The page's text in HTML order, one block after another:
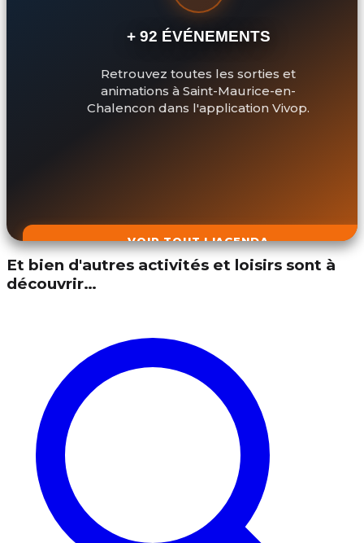
+ 92 ÉVÉNEMENTS
Retrouvez toutes les sorties et
animations à Saint-Maurice-en-
Chalencon dans l'application Vivop.
VOIR TOUT L'AGENDA
Et bien d'autres activités et loisirs sont à
découvrir…